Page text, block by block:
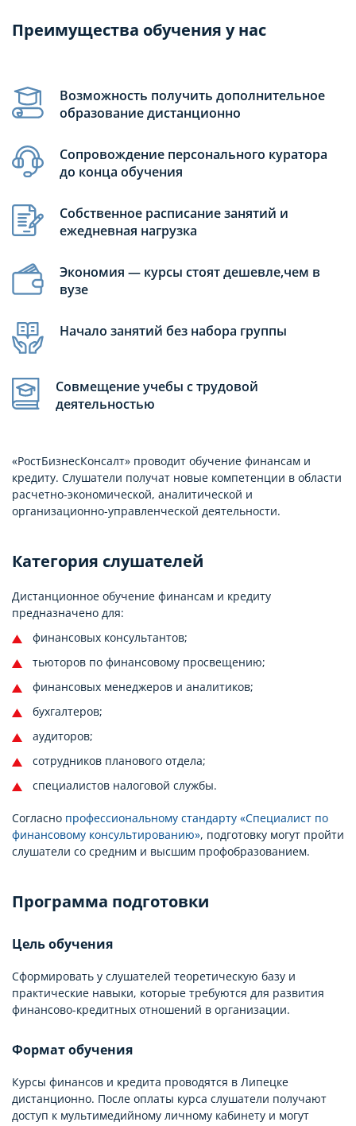
Преимущества обучения у нас
Возможность получить дополнительное
образование дистанционно
Сопровождение персонального куратора
до конца обучения
Собственное расписание занятий и
ежедневная нагрузка
Экономия — курсы стоят дешевле,чем в
вузе
Начало занятий без набора группы
Совмещение учебы с трудовой
деятельностью
«РостБизнесКонсалт» проводит обучение финансам и
кредиту. Слушатели получат новые компетенции в области
расчетно-экономической, аналитической и
организационно-управленческой деятельности.
Категория слушателей
Дистанционное обучение финансам и кредиту
предназначено для:
финансовых консультантов;
тьюторов по финансовому просвещению;
финансовых менеджеров и аналитиков;
бухгалтеров;
аудиторов;
сотрудников планового отдела;
специалистов налоговой службы.
Согласно профессиональному стандарту «Специалист по
финансовому консультированию», подготовку могут пройти
слушатели со средним и высшим профобразованием.
Программа подготовки
Цель обучения
Сформировать у слушателей теоретическую базу и
практические навыки, которые требуются для развития
финансово-кредитных отношений в организации.
Формат обучения
Курсы финансов и кредита проводятся в Липецке
дистанционно. После оплаты курса слушатели получают
доступ к мультимедийному личному кабинету и могут